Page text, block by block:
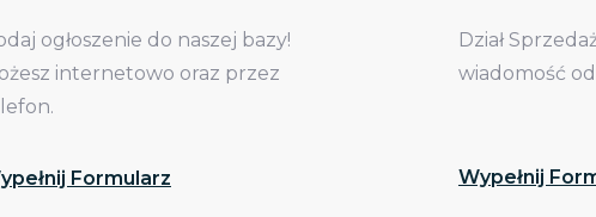
ogłoszenie do naszej bazy!
internetowo oraz przez
Formularz
Dział
wiadomość od
Wypełnij